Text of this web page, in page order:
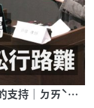
陪伴訴訟行路難｜愛滋感染者家屬的支持｜ㄉㄞˋ罪之身｜帶你走進愛滋條例第21條審判現場